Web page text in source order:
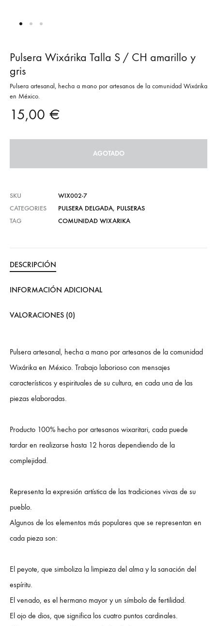
Pulsera Wixárika Talla S / CH amarillo y
gris
Pulsera artesanal, hecha a mano por artesanos de la comunidad Wixárika
en México.
15,00 €
AGOTADO
SKU
WIX002-7
CATEGORIES
PULSERA DELGADA, PULSERAS
TAG
COMUNIDAD WIXARIKA
DESCRIPCIÓN
INFORMACIÓN ADICIONAL
VALORACIONES (0)
Pulsera artesanal, hecha a mano por artesanos de la comunidad
Wixárika en México. Trabajo laborioso con mensajes
característicos y espirituales de su cultura, en cada una de las
piezas elaboradas.
Producto 100% hecho por artesanos wixaritari, cada puede
tardar en realizarse hasta 12 horas dependiendo de la
complejidad.
Representa la expresión artística de las tradiciones vivas de su
pueblo.
Algunos de los elementos más populares que se representan en
cada pieza son:
El peyote, que simboliza la limpieza del alma y la sanación del
espíritu.
El venado, es el hermano mayor y un símbolo de fertilidad.
El ojo de dios, que significa los cuatro puntos cardinales.